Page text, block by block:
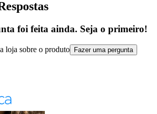
foi feita ainda. Seja o primeiro!
loja sobre o produto Fazer uma pergunta